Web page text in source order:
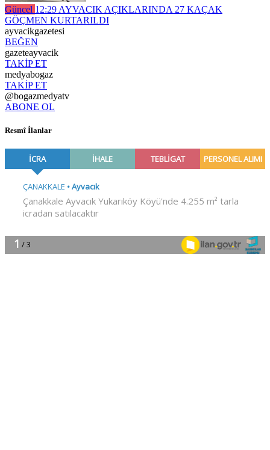
Güncel 12:29 AYVACIK AÇIKLARINDA 27 KAÇAK
GÖÇMEN KURTARILDI
ayvacikgazetesi
BEĞEN
gazeteayvacik
TAKİP ET
medyabogaz
TAKİP ET
@bogazmedyatv
ABONE OL
Resmî İlanlar